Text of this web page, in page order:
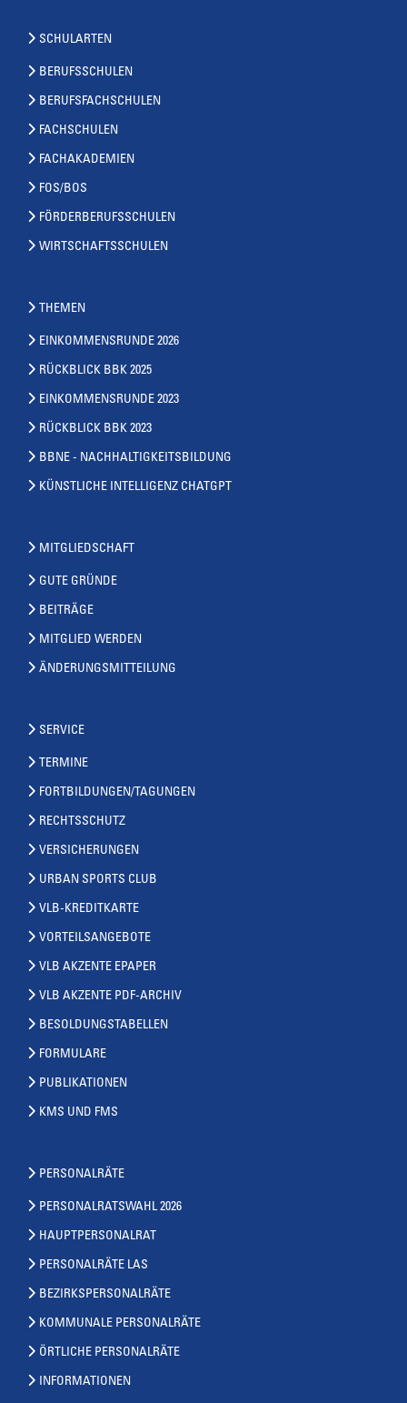
SCHULARTEN
BERUFSSCHULEN
BERUFSFACHSCHULEN
FACHSCHULEN
FACHAKADEMIEN
FOS/BOS
FÖRDERBERUFSSCHULEN
WIRTSCHAFTSSCHULEN
THEMEN
EINKOMMENSRUNDE 2026
RÜCKBLICK BBK 2025
EINKOMMENSRUNDE 2023
RÜCKBLICK BBK 2023
BBNE - NACHHALTIGKEITSBILDUNG
KÜNSTLICHE INTELLIGENZ CHATGPT
MITGLIEDSCHAFT
GUTE GRÜNDE
BEITRÄGE
MITGLIED WERDEN
ÄNDERUNGSMITTEILUNG
SERVICE
TERMINE
FORTBILDUNGEN/TAGUNGEN
RECHTSSCHUTZ
VERSICHERUNGEN
URBAN SPORTS CLUB
VLB-KREDITKARTE
VORTEILSANGEBOTE
VLB AKZENTE EPAPER
VLB AKZENTE PDF-ARCHIV
BESOLDUNGSTABELLEN
FORMULARE
PUBLIKATIONEN
KMS UND FMS
PERSONALRÄTE
PERSONALRATSWAHL 2026
HAUPTPERSONALRAT
PERSONALRÄTE LAS
BEZIRKSPERSONALRÄTE
KOMMUNALE PERSONALRÄTE
ÖRTLICHE PERSONALRÄTE
INFORMATIONEN